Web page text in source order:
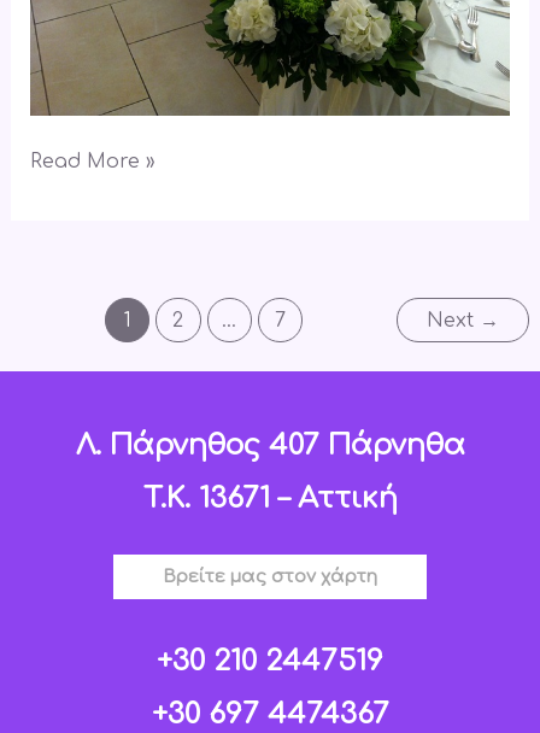
Read More »
1 2 … 7 Next →
Λ. Πάρνηθος 407 Πάρνηθα
T.K. 13671 – Αττική
Βρείτε μας στον χάρτη
+30 210 2447519
+30 697 4474367